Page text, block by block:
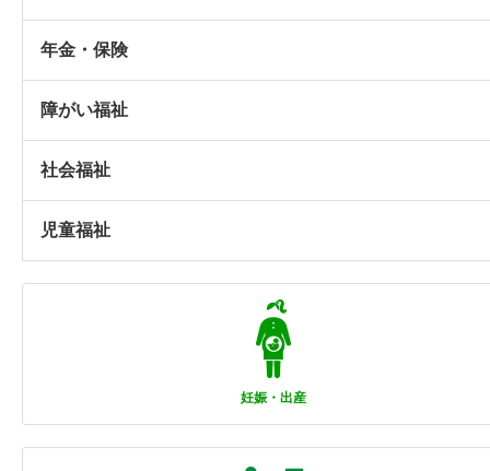
年金・保険
障がい福祉
社会福祉
児童福祉
妊娠・出産